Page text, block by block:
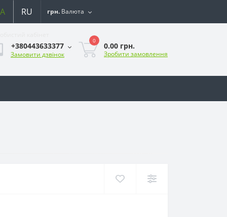
RU грн. Валюта
+380443633377
Замовити дзвінок
0
0.00 грн.
Зробити замовлення